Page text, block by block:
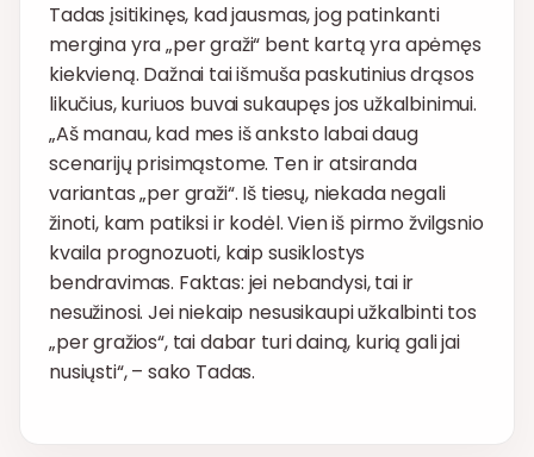
Tadas įsitikinęs, kad jausmas, jog patinkanti
mergina yra „per graži“ bent kartą yra apėmęs
kiekvieną. Dažnai tai išmuša paskutinius drąsos
likučius, kuriuos buvai sukaupęs jos užkalbinimui.
„Aš manau, kad mes iš anksto labai daug
scenarijų prisimąstome. Ten ir atsiranda
variantas „per graži“. Iš tiesų, niekada negali
žinoti, kam patiksi ir kodėl. Vien iš pirmo žvilgsnio
kvaila prognozuoti, kaip susiklostys
bendravimas. Faktas: jei nebandysi, tai ir
nesužinosi. Jei niekaip nesusikaupi užkalbinti tos
„per gražios“, tai dabar turi dainą, kurią gali jai
nusiųsti“, – sako Tadas.